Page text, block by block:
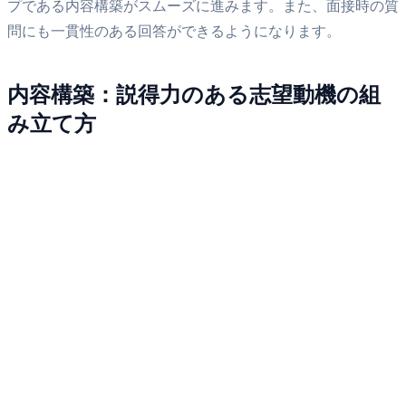
プである内容構築がスムーズに進みます。また、面接時の質
問にも一貫性のある回答ができるようになります。
内容構築：説得力のある志望動機の組
み立て方